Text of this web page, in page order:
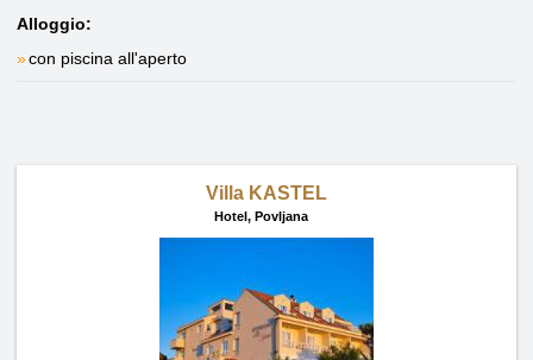
Alloggio:
con piscina all'aperto
Villa KASTEL
Hotel, Povljana